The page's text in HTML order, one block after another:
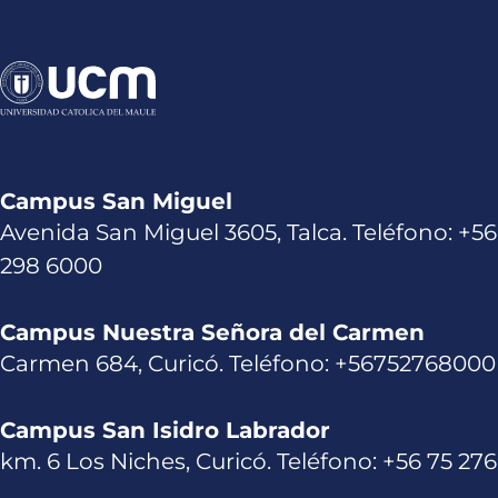
Campus San Miguel
Avenida San Miguel 3605, Talca. Teléfono: +56
298 6000
Campus Nuestra Señora del Carmen
Carmen 684, Curicó. Teléfono: +56752768000
Campus San Isidro Labrador
km. 6 Los Niches, Curicó. Teléfono: +56 75